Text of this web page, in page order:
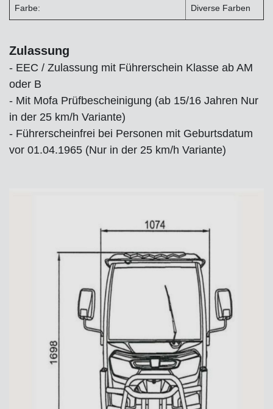
Farbe: Diverse Farben
Zulassung
- EEC / Zulassung mit Führerschein Klasse ab AM
oder B
- Mit Mofa Prüfbescheinigung (ab 15/16 Jahren Nur
in der 25 km/h Variante)
- Führerscheinfrei bei Personen mit Geburtsdatum
vor 01.04.1965 (Nur in der 25 km/h Variante)